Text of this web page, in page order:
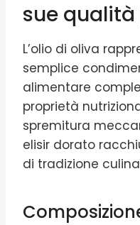
sue
L’olio di oliva
semplice
alimentare
proprietà
spremitura
elisir dorato
di tradizione